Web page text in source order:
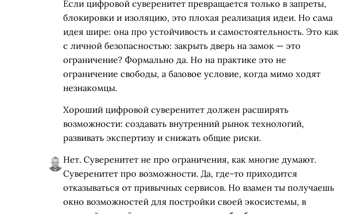
Если цифровой суверенитет превращается только в запреты,
блокировки и изоляцию, это плохая реализация идеи. Но сама
идея шире: она про устойчивость и самостоятельность. Это как
с личной безопасностью: закрыть дверь на замок — это
ограничение? Формально да. Но на практике это не
ограничение свободы, а базовое условие, когда мимо ходят
незнакомцы.
Хороший цифровой суверенитет должен расширять
возможности: создавать внутренний рынок технологий,
развивать экспертизу и снижать общие риски.
Нет. Суверенитет не про ограничения, как многие думают.
Суверенитет про возможности. Да, где-то приходится
отказываться от привычных сервисов. Но взамен ты получаешь
окно возможностей для постройки своей экосистемы, в